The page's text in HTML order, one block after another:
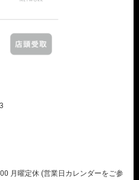
月曜定休 (営業日カレンダーをご参